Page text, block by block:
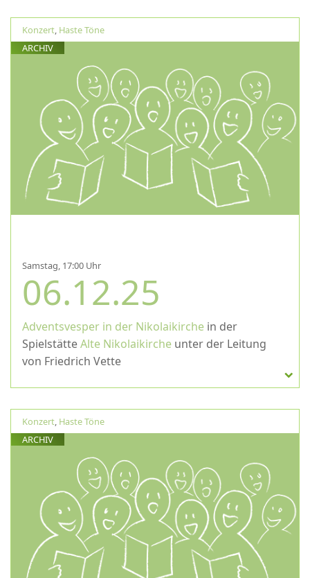
Konzert, Haste Töne
ARCHIV
Samstag, 17:00 Uhr
06.12.25
Adventsvesper in der Nikolaikirche in der
SpielstätteAlte Nikolaikirche unter der Leitung
von Friedrich Vette
Konzert, Haste Töne
ARCHIV